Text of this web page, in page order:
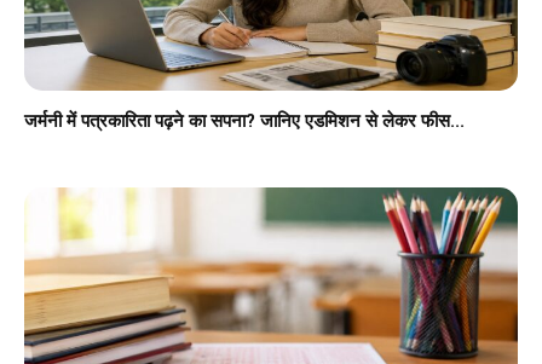
जर्मनी में पत्रकारिता पढ़ने का सपना? जानिए एडमिशन से लेकर फीस...